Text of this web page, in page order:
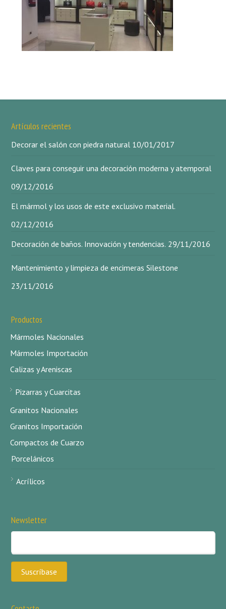
Artículos recientes
Decorar el salón con piedra natural 10/01/2017
Claves para conseguir una decoración moderna y atemporal
09/12/2016
El mármol y los usos de este exclusivo material.
02/12/2016
Decoración de baños. Innovación y tendencias. 29/11/2016
Mantenimiento y limpieza de encimeras Silestone
23/11/2016
Productos
Mármoles Nacionales
Mármoles Importación
Calizas y Areniscas
Pizarras y Cuarcitas
Granitos Nacionales
Granitos Importación
Compactos de Cuarzo
Porcelánicos
Acrílicos
Newsletter